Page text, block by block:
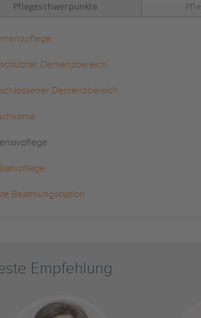
Pflegeschwerpunkte
Demenzbereich
Demenzbereich
Beatmungsstation
Empfehlung